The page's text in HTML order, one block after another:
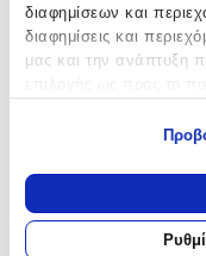
διαφημίσεων και
διαφημίσεις και
μας και την ανάπτυξη
Να συλλέξουμε
σας τοποθεσία, οι
απόσταση μερικών
Μαύρο
Φύλο
Unisex
Τάξη: